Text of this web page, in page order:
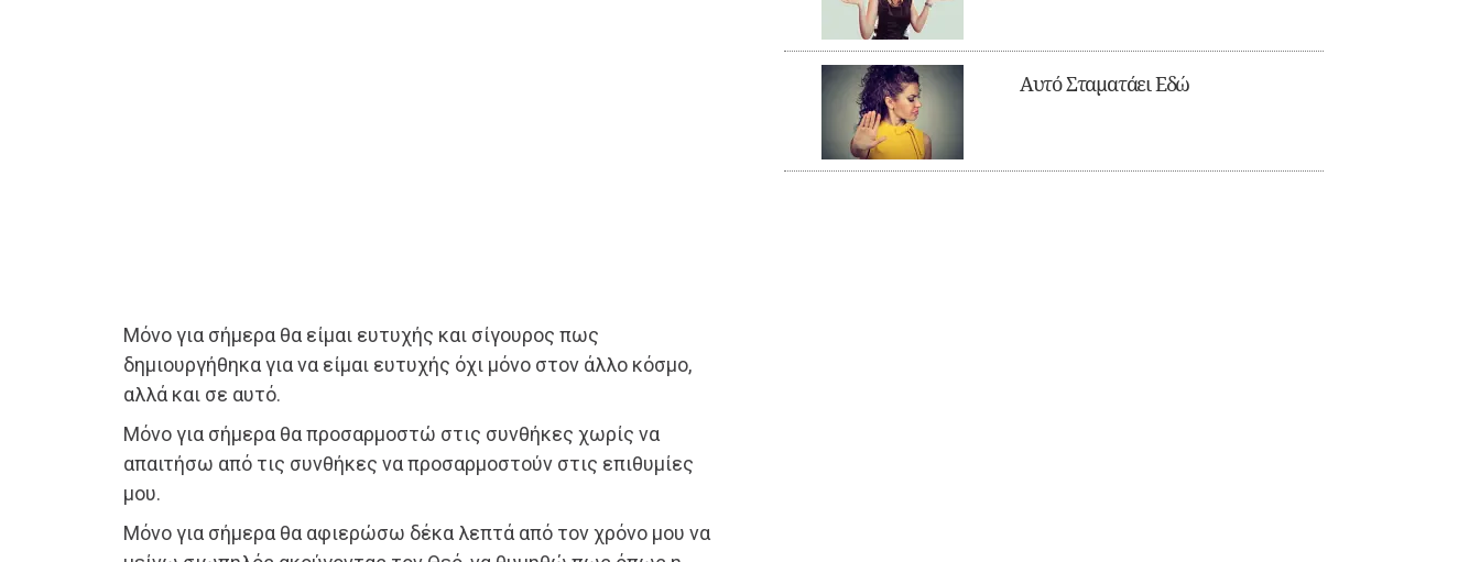
Μόνο για σήμερα θα είμαι ευτυχής και σίγουρος πως
δημιουργήθηκα για να είμαι ευτυχής όχι μόνο στον άλλο κόσμο,
αλλά και σε αυτό.
Μόνο για σήμερα θα προσαρμοστώ στις συνθήκες χωρίς να
απαιτήσω από τις συνθήκες να προσαρμοστούν στις επιθυμίες
μου.
Μόνο για σήμερα θα αφιερώσω δέκα λεπτά από τον χρόνο μου να
Αυτό Σταματάει Εδώ